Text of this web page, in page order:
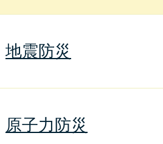
地震防災
原子力防災